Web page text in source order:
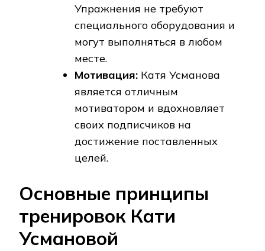
Упражнения не требуют
специального оборудования и
могут выполняться в любом
месте.
Мотивация: Катя Усманова
является отличным
мотиватором и вдохновляет
своих подписчиков на
достижение поставленных
целей.
Основные принципы
тренировок Кати
Усмановой